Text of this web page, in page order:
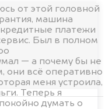
от этой головной
машина
кредитные платежи
Был в полном
— а почему бы не
они всё оперативно
меня устроила,
Теперь я
думать о
в мессенджер